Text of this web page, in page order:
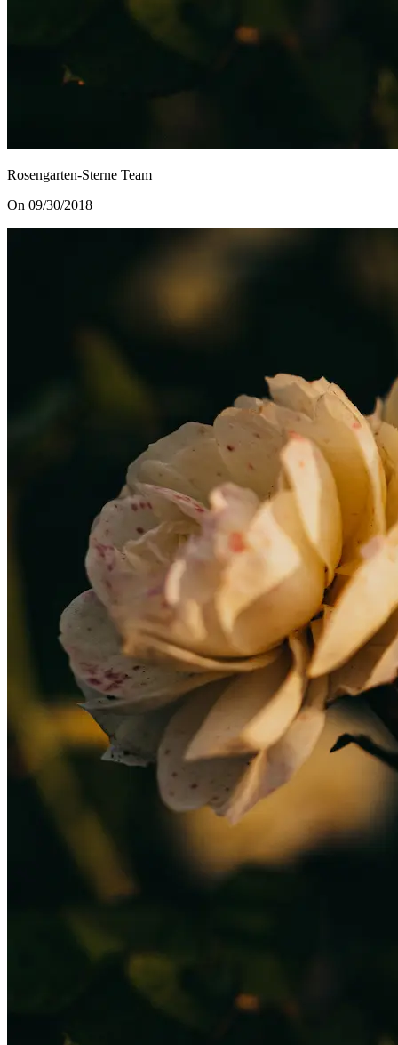
Rosengarten-Sterne Team
On 09/30/2018